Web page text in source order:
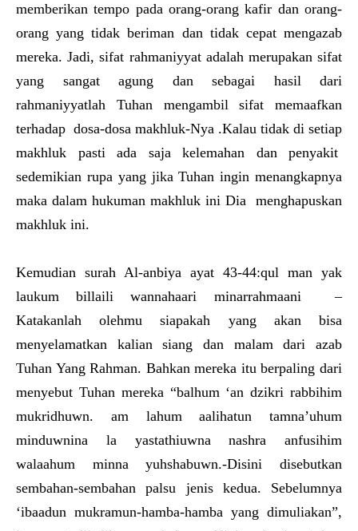
memberikan tempo pada orang-orang kafir dan orang-
orang yang tidak beriman dan tidak cepat mengazab
mereka. Jadi, sifat rahmaniyyat adalah merupakan sifat
yang sangat agung dan sebagai hasil dari
rahmaniyyatlah Tuhan mengambil sifat memaafkan
terhadap dosa-dosa makhluk-Nya .Kalau tidak di setiap
makhluk pasti ada saja kelemahan dan penyakit
sedemikian rupa yang jika Tuhan ingin menangkapnya
maka dalam hukuman makhluk ini Dia menghapuskan
makhluk ini.
Kemudian surah Al-anbiya ayat 43-44:qul man yak
laukum billaili wannahaari minarrahmaani –
Katakanlah olehmu siapakah yang akan bisa
menyelamatkan kalian siang dan malam dari azab
Tuhan Yang Rahman. Bahkan mereka itu berpaling dari
menyebut Tuhan mereka “balhum ‘an dzikri rabbihim
mukridhuwn. am lahum aalihatun tamna’uhum
minduwnina la yastathiuwna nashra anfusihim
walaahum minna yuhshabuwn.-Disini disebutkan
sembahan-sembahan palsu jenis kedua. Sebelumnya
‘ibaadun mukramun-hamba-hamba yang dimuliakan”,